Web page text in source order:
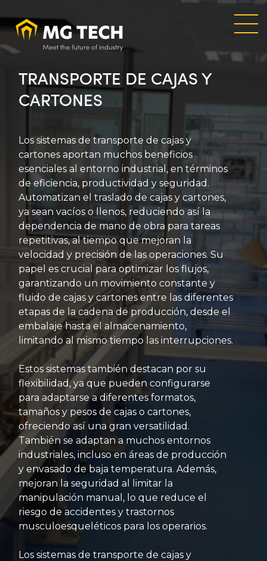
to
main
content
TRANSPORTE DE CAJAS Y
CARTONES
Los sistemas de transporte de cajas y
cartones aportan muchos beneficios
esenciales al entorno industrial, en términos
de eficiencia, productividad y seguridad.
Automatizan el traslado de cajas y cartones,
ya sean vacíos o llenos, reduciendo así la
dependencia de mano de obra para tareas
repetitivas, al tiempo que mejoran la
velocidad y precisión de las operaciones. Su
papel es crucial para optimizar los flujos,
garantizando un movimiento constante y
fluido de cajas y cartones entre las diferentes
etapas de la cadena de producción, desde el
embalaje hasta el almacenamiento,
limitando al mismo tiempo las interrupciones.
Estos sistemas también destacan por su
flexibilidad, ya que pueden configurarse
para adaptarse a diferentes formatos,
tamaños y pesos de cajas o cartones,
ofreciendo así una gran versatilidad.
También se adaptan a muchos entornos
industriales, incluso en áreas de producción
y envasado de baja temperatura. Además,
mejoran la seguridad al limitar la
manipulación manual, lo que reduce el
riesgo de accidentes y trastornos
musculoesqueléticos para los operarios.
Los sistemas de transporte de cajas y